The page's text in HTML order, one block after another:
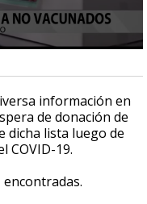
información en
de donación de
dicha lista luego de
COVID-19.